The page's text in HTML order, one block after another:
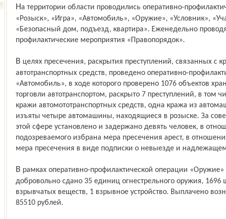
На территории области проводились оперативно-профилактические мероприятия
«Розыск», «Игра», «Автомобиль», «Оружие», «Условник»,
«Безопасный дом, подъезд, квартира». Еженедельно
профилактические мероприятия «Правопорядок».
В целях пресечения, раскрытия преступлений, связанных с кражами и угонами
автотранспортных средств, проведено оперативно-
«Автомобиль», в ходе которого проверено 1076 объектов
торговли автотранспортом, раскрыто 7 преступлений, в том
кражи автомототранспортных средств, одна кража из
изъяты четыре автомашины, находящиеся в розыске. За
этой сфере установлено и задержано девять человек, в
подозреваемого избрана мера пресечения арест, в
мера пресечения в виде подписки о невыезде и
В рамках оперативно-профилактической операции «Оружие» гражданами
добровольно сдано 35 единиц огнестрельного оружия, 1696
взрывчатых веществ, 1 взрывное устройство. Выплачено
85510 рублей.